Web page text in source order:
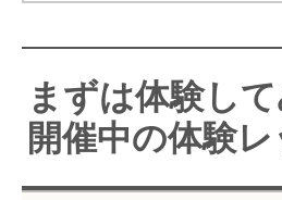
識をお花やキャン
し、
まずは体験して
開催中の体験